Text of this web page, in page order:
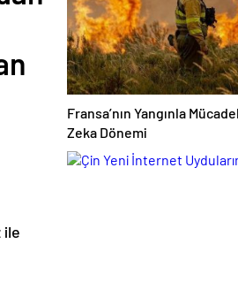
ile
Fransa’nın Yangınla
Zeka Dönemi